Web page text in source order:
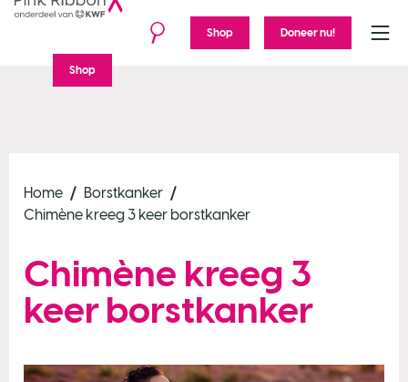
Shop
Shop
Doneer nu!
Home
Borstkanker
Chimène kreeg 3 keer borstkanker
Chimène kreeg 3
keer borstkanker